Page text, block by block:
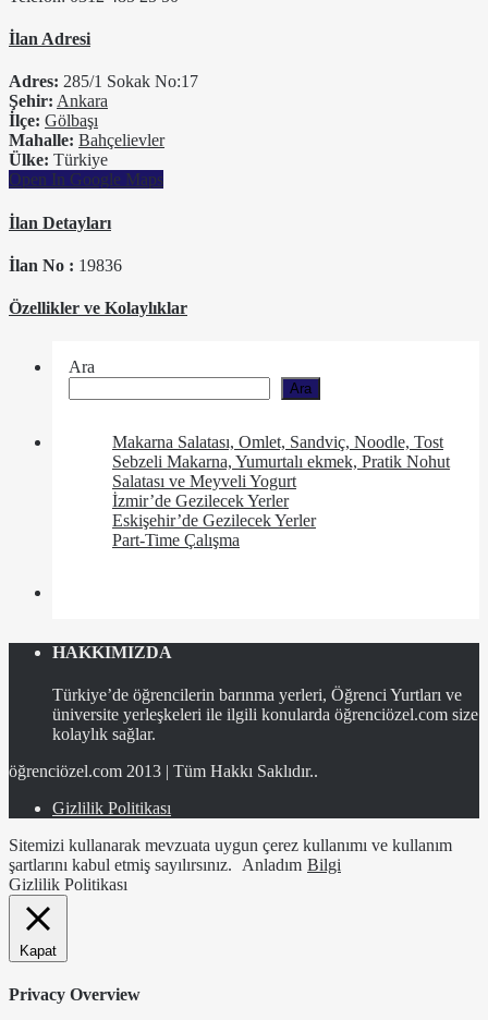
İlan Adresi
Adres: 285/1 Sokak No:17
Şehir: Ankara
İlçe: Gölbaşı
Mahalle: Bahçelievler
Ülke: Türkiye
Open In Google Maps
İlan Detayları
İlan No : 19836
Özellikler ve Kolaylıklar
Ara
Ara
Makarna Salatası, Omlet, Sandviç, Noodle, Tost
Sebzeli Makarna, Yumurtalı ekmek, Pratik Nohut
Salatası ve Meyveli Yogurt
İzmir’de Gezilecek Yerler
Eskişehir’de Gezilecek Yerler
Part-Time Çalışma
HAKKIMIZDA
Türkiye’de öğrencilerin barınma yerleri, Öğrenci Yurtları ve
üniversite yerleşkeleri ile ilgili konularda öğrenciözel.com size
kolaylık sağlar.
öğrenciözel.com 2013 | Tüm Hakkı Saklıdır..
Gizlilik Politikası
Sitemizi kullanarak mevzuata uygun çerez kullanımı ve kullanım
şartlarını kabul etmiş sayılırsınız.
Anladım Bilgi
Gizlilik Politikası
Kapat
Privacy Overview